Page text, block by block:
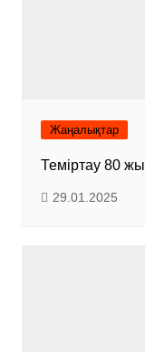
Жаңалықтар
Теміртау 80
29.01.2025